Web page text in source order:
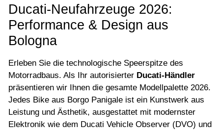
Ducati-Neufahrzeuge 2026:
Performance & Design aus
Bologna
Erleben Sie die technologische Speerspitze des
Motorradbaus. Als Ihr autorisierter Ducati-Händler
präsentieren wir Ihnen die gesamte Modellpalette 2026.
Jedes Bike aus Borgo Panigale ist ein Kunstwerk aus
Leistung und Ästhetik, ausgestattet mit modernster
Elektronik wie dem Ducati Vehicle Observer (DVO) und